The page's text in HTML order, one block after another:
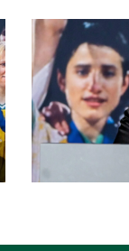
DSC00316-
71-
scaled